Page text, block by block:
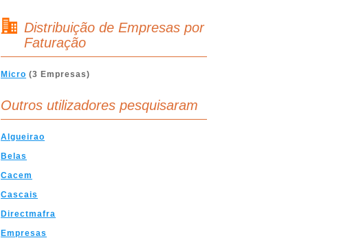
Distribuição de Empresas por
Faturação
Micro (3 Empresas)
Outros utilizadores pesquisaram
Algueirao
Belas
Cacem
Cascais
Directmafra
Empresas